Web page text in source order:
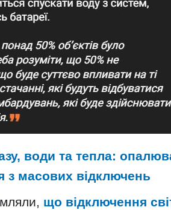
води та тепла:
з масових відключень
що відключення